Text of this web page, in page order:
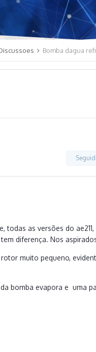
Bomba dagua
todas as versões do
diferença. Nos
muito pequeno,
bomba evapora e uma